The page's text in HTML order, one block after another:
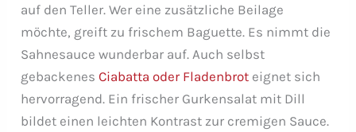
auf den Teller. Wer eine zusätzliche Beilage
möchte, greift zu frischem Baguette. Es nimmt die
Sahnesauce wunderbar auf. Auch selbst
gebackenesCiabatta oder Fladenbrot eignet sich
hervorragend. Ein frischer Gurkensalat mit Dill
bildet einen leichten Kontrast zur cremigen Sauce.